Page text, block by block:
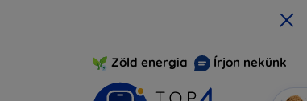
×
Zöld energia Írjon nekünk